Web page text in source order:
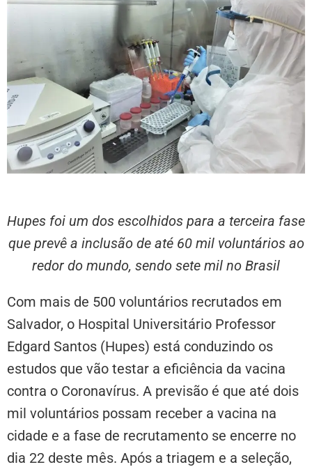
Hupes foi um dos escolhidos para a terceira fase
que prevê a inclusão de até 60 mil voluntários ao
redor do mundo, sendo sete mil no Brasil
Com mais de 500 voluntários recrutados em
Salvador, o Hospital Universitário Professor
Edgard Santos (Hupes) está conduzindo os
estudos que vão testar a eficiência da vacina
contra o Coronavírus. A previsão é que até dois
mil voluntários possam receber a vacina na
cidade e a fase de recrutamento se encerre no
dia 22 deste mês. Após a triagem e a seleção,